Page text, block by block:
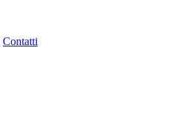
Contatti